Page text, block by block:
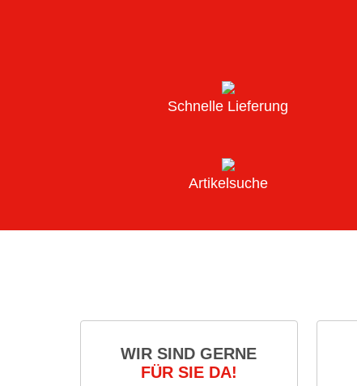
Schnelle Lieferung
Artikelsuche
WIR SIND GERNE
FÜR SIE DA!